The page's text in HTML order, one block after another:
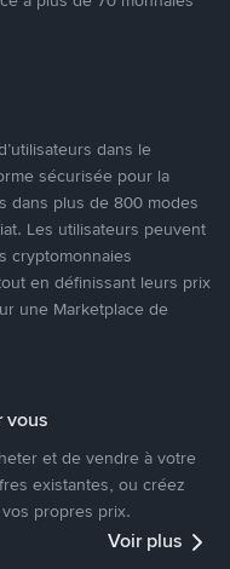
dans le
sécurisée pour la
dans plus de 800 modes
Les utilisateurs peuvent
cryptomonnaies
en définissant leurs prix
une Marketplace de
vous
et de vendre à votre
existantes, ou créez
propres prix.
Voir plus